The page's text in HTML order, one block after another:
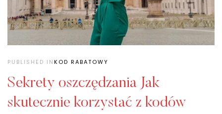
PUBLISHED INKOD RABATOWY
Sekrety oszczędzania Jak
skutecznie korzystać z kodów